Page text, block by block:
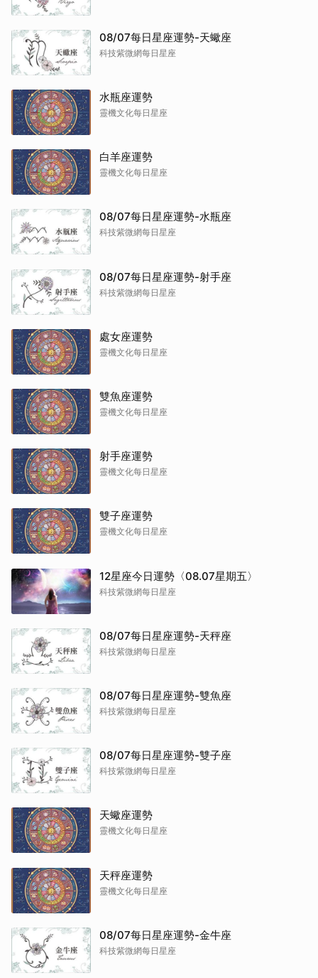
08/07每日星座運勢-天蠍座
科技紫微網每日星座
水瓶座運勢
靈機文化每日星座
白羊座運勢
靈機文化每日星座
08/07每日星座運勢-水瓶座
科技紫微網每日星座
08/07每日星座運勢-射手座
科技紫微網每日星座
處女座運勢
靈機文化每日星座
雙魚座運勢
靈機文化每日星座
射手座運勢
靈機文化每日星座
雙子座運勢
靈機文化每日星座
12星座今日運勢〈08.07星期五〉
科技紫微網每日星座
08/07每日星座運勢-天秤座
科技紫微網每日星座
08/07每日星座運勢-雙魚座
科技紫微網每日星座
08/07每日星座運勢-雙子座
科技紫微網每日星座
天蠍座運勢
靈機文化每日星座
天秤座運勢
靈機文化每日星座
08/07每日星座運勢-金牛座
科技紫微網每日星座